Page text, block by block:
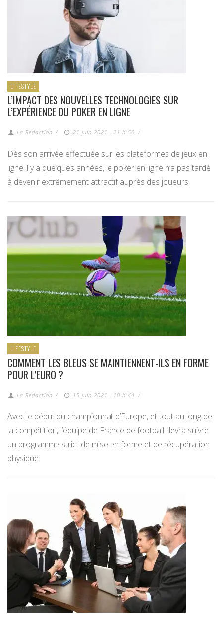
LIFESTYLE
L’IMPACT DES NOUVELLES TECHNOLOGIES SUR
L’EXPÉRIENCE DU POKER EN LIGNE
La Redaction / 21 juin 2021 - 21 h 56 /
Dès son arrivée effectuée sur les plateformes de jeux en
ligne il y a quelques années, le poker en ligne n’a pas tardé
à devenir extrêmement attractif auprès des joueurs.
LIFESTYLE
COMMENT LES BLEUS SE MAINTIENNENT-ILS EN FORME
POUR L’EURO ?
La Redaction / 15 juin 2021 - 10 h 44 /
Avec le début du championnat d’Europe, et tout au long de
la compétition, l’équipe de France de football devra suivre
un programme strict de mise en forme et de récupération
physique.